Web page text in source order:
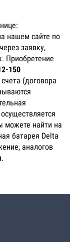
нашем сайте по
заявку,
Приобретение
150
(договора
можете найти на
батарея Delta
аналогов
.